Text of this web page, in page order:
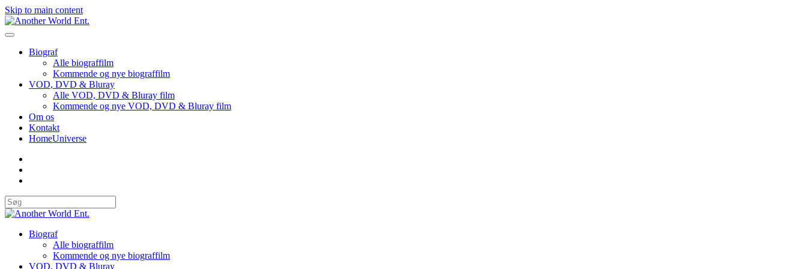
Skip to main content
Biograf
Alle biograffilm
Kommende og nye biograffilm
VOD, DVD & Bluray
Alle VOD, DVD & Bluray film
Kommende og nye VOD, DVD & Bluray film
Om os
Kontakt
HomeUniverse
Biograf
Alle biograffilm
Kommende og nye biograffilm
VOD, DVD & Bluray